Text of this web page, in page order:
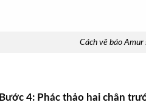
Cách vẽ báo
Bước 4: Phác thảo hai chân